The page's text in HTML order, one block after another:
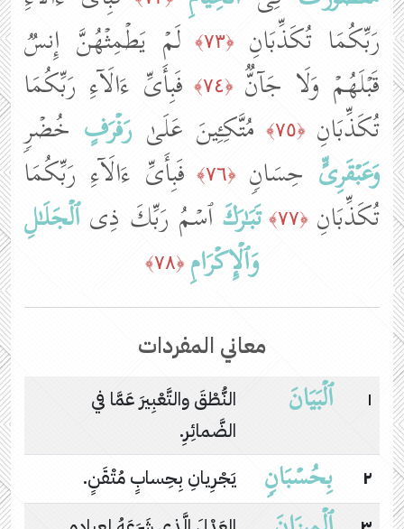
رَبِّكُمَا تُكَذِّبَانِ
﴿٧٣﴾
لَمۡ یَطۡمِثۡهُنَّ إِنسࣱ
قَبۡلَهُمۡ وَلَا جَاۤنࣱّ ﴿٧٤﴾
فَبِأَیِّ ءَالَاۤءِ رَبِّكُمَا
تُكَذِّبَانِ ﴿٧٥﴾ مُتَّكِـِٔینَ عَلَىٰ رَفۡرَفٍ خُضۡرࣲ
وَعَبۡقَرِیٍّ حِسَانࣲ ﴿٧٦﴾
فَبِأَیِّ ءَالَاۤءِ رَبِّكُمَا
تُكَذِّبَانِ ﴿٧٧﴾ تَبَـٰرَكَ ٱسۡمُ رَبِّكَ ذِیٱلۡجَلَـٰلِ
وَٱلۡإِكۡرَامِ ﴿٧٨﴾
معاني المفردات
١ ٱلۡبَیَانَ
النُّطْقَ والتَّعْبِيرَ عَمَّا في
الضَّمائِرِ.
٢
بِحُسۡبَانࣲ
يَجْرِيانِ بِحِسابٍ مُتْقَنٍ.